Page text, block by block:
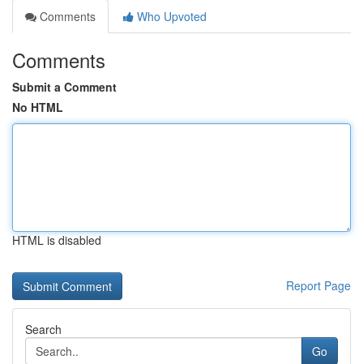
Comments
Who Upvoted
Comments
Submit a Comment
No HTML
HTML is disabled
Report Page
Search
Go